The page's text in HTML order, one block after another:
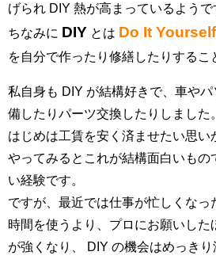
げられ DIY 熱が高まっているようで
ちなみに DIY とは Do It Yourself
を自分で作ったり修繕したりするこ
私自身も DIY が結構好きで、車や
備したりパーツ交換したりしました。
はじめは工賃を安く済ませたい思い
やってみるとこれが結構面白いもの
い経験です。
ですが、最近では仕事が忙しくなっ
時間を使うより、プロにお願いした
が強くなり、 DIY の機会はめっきり